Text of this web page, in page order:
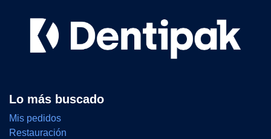
Lo más buscado
Mis pedidos
Restauración